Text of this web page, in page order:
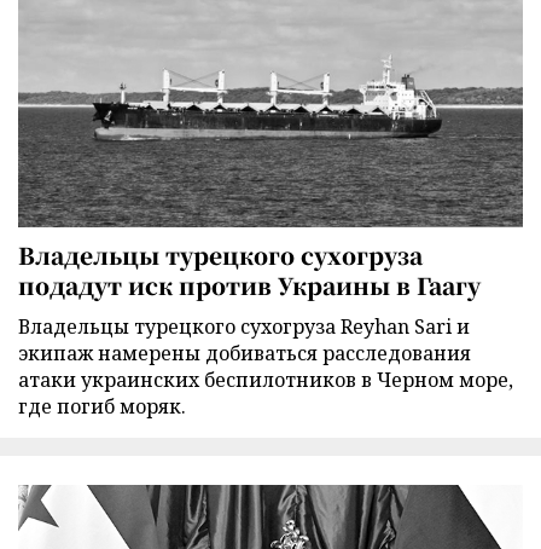
Владельцы турецкого сухогруза
подадут иск против Украины в Гаагу
Владельцы турецкого сухогруза Reyhan Sari и
экипаж намерены добиваться расследования
атаки украинских беспилотников в Черном море,
где погиб моряк.